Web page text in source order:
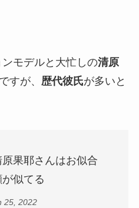
モデルと大忙しの清原
すが、 歴代彼氏が多いと
果耶さんはお似合
似てる
25, 2022